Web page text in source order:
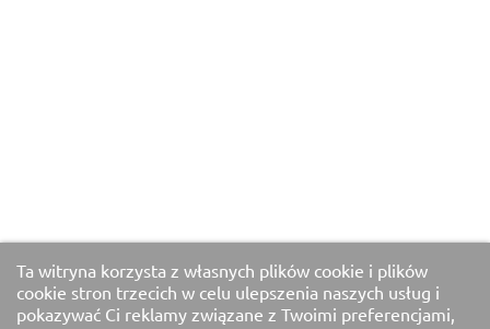
Ta witryna korzysta z własnych plików cookie i plików
cookie stron trzecich w celu ulepszenia naszych usług i
pokazywać Ci reklamy związane z Twoimi preferencjami,